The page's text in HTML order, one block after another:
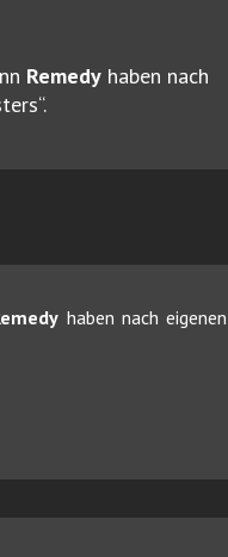
Remedy haben nach
haben nach eigenen